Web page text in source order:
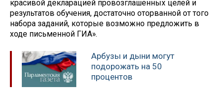
красивой декларацией провозглашенных целей и
результатов обучения, достаточно оторванной от того
набора заданий, которые возможно предложить в
ходе письменной ГИА».
Арбузы и дыни могут
подорожать на 50
процентов